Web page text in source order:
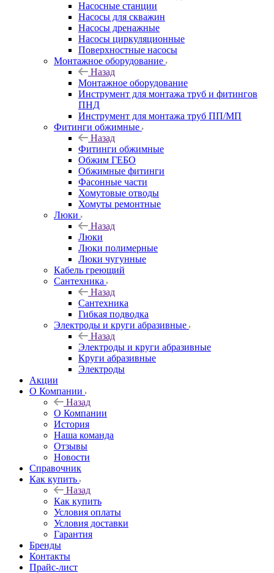
Насосные станции
Насосы для скважин
Насосы дренажные
Насосы циркуляционные
Поверхностные насосы
Монтажное оборудование
Назад
Монтажное оборудование
Инструмент для монтажа труб и фитингов
ПНД
Инструмент для монтажа труб ПП/МП
Фитинги обжимные
Назад
Фитинги обжимные
Обжим ГЕБО
Обжимные фитинги
Фасонные части
Хомутовые отводы
Хомуты ремонтные
Люки
Назад
Люки
Люки полимерные
Люки чугунные
Кабель греющий
Сантехника
Назад
Сантехника
Гибкая подводка
Электроды и круги абразивные
Назад
Электроды и круги абразивные
Круги абразивные
Электроды
Акции
О Компании
Назад
О Компании
История
Наша команда
Отзывы
Новости
Справочник
Как купить
Назад
Как купить
Условия оплаты
Условия доставки
Гарантия
Бренды
Контакты
Прайс-лист